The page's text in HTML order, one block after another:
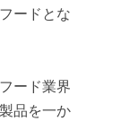
ードとな
ード業界
品を一か